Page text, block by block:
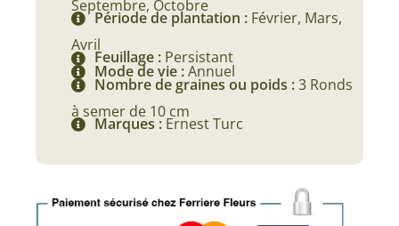
Septembre, Octobre
Période de plantation : Février, Mars,
Avril
Feuillage : Persistant
Mode de vie :Annuel
Nombre de graines ou poids :3 Ronds
à semer de 10 cm
Marques : Ernest Turc